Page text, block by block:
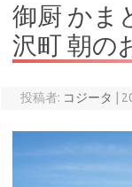
御厨 かま
沢町 朝の
投稿者: コジータ